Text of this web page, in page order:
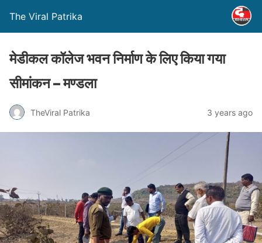
The Viral Patrika
मेडीकल कॉलेज भवन निर्माण के लिए किया गया
सीमांकन – मण्‍डला
TheViral Patrika 3 years ago